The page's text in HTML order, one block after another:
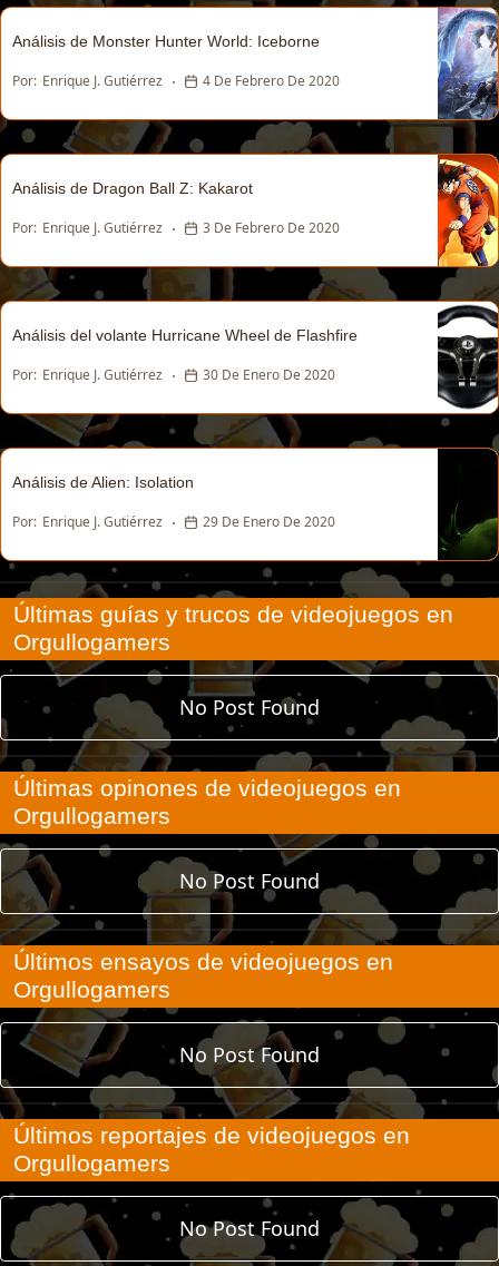
Análisis de Monster Hunter World: Iceborne
Por: Enrique J. Gutiérrez 4 De Febrero De 2020
Análisis de Dragon Ball Z: Kakarot
Por: Enrique J. Gutiérrez 3 De Febrero De 2020
Análisis del volante Hurricane Wheel de Flashfire
Por: Enrique J. Gutiérrez 30 De Enero De 2020
Análisis de Alien: Isolation
Por: Enrique J. Gutiérrez 29 De Enero De 2020
Últimas guías y trucos de videojuegos en
Orgullogamers
No Post Found
Últimas opinones de videojuegos en
Orgullogamers
No Post Found
Últimos ensayos de videojuegos en
Orgullogamers
No Post Found
Últimos reportajes de videojuegos en
Orgullogamers
No Post Found